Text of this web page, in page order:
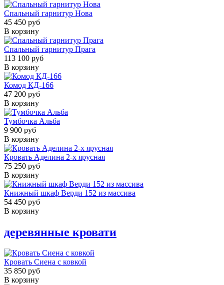
Спальный гарнитур Нова
45 450 руб
В корзину
Спальный гарнитур Прага
113 100 руб
В корзину
Комод КД-166
47 200 руб
В корзину
Тумбочка Альба
9 900 руб
В корзину
Кровать Аделина 2-х ярусная
75 250 руб
В корзину
Книжный шкаф Верди 152 из массива
54 450 руб
В корзину
деревянные кровати
Кровать Сиена с ковкой
35 850 руб
В корзину